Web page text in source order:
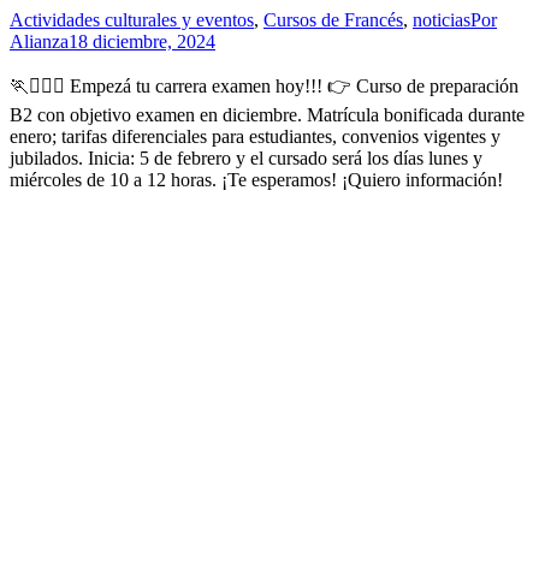
Actividades culturales y eventos, Cursos de Francés, noticiasPor
Alianza18 diciembre, 2024
🏃🏃🏻‍♀️ Empezá tu carrera examen hoy!!! 👉 Curso de preparación
B2 con objetivo examen en diciembre. Matrícula bonificada durante
enero; tarifas diferenciales para estudiantes, convenios vigentes y
jubilados. Inicia: 5 de febrero y el cursado será los días lunes y
miércoles de 10 a 12 horas. ¡Te esperamos! ¡Quiero información!